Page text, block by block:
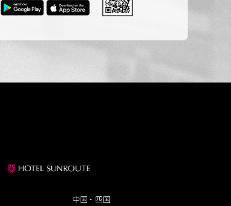
中国・四国